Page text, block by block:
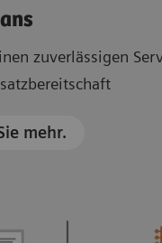
zuverlässigen
mehr.